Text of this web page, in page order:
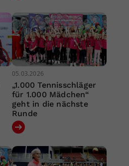
05.03.2026
„1.000 Tennisschläger
für 1.000 Mädchen“
geht in die nächste
Runde